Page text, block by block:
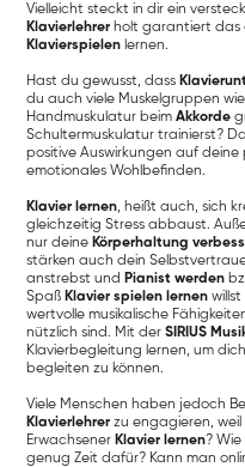
Vielleicht steckt in dir ein
Klavierlehrer holt garantiert das
Klavierspielen lernen.
Hast du gewusst, dass
du auch viele Muskelgruppen
Handmuskulatur beimAkkorde
Schultermuskulatur trainierst?
positive Auswirkungen auf
emotionales Wohlbefinden.
Klavier lernen, heißt auch, sich
gleichzeitig Stress abbaust.
nur deine Körperhaltung
stärken auch dein
anstrebst und Pianist werden
Spaß Klavier spielen lernen willst
wertvolle musikalische
nützlich sind. Mit derSIRIUS
Klavierbegleitung lernen, um
begleiten zu können.
Viele Menschen haben jedoch
Klavierlehrer zu engagieren, weil
Erwachsener Klavier lernen?
genug Zeit dafür? Kann man